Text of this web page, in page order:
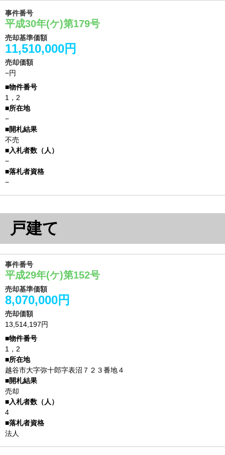
事件番号
平成30年(ケ)第179号
売却基準価額
11,510,000円
売却価額
−円
1，2
−
不売
−
−
戸建て
事件番号
平成29年(ケ)第152号
売却基準価額
8,070,000円
売却価額
13,514,197円
1，2
越谷市大字弥十郎字表沼７２３番地４
売却
4
法人